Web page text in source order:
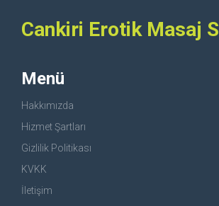
Cankiri Erotik Masaj
Menü
Hakkımızda
Hizmet Şartları
Gizlilik Politikası
KVKK
İletişim